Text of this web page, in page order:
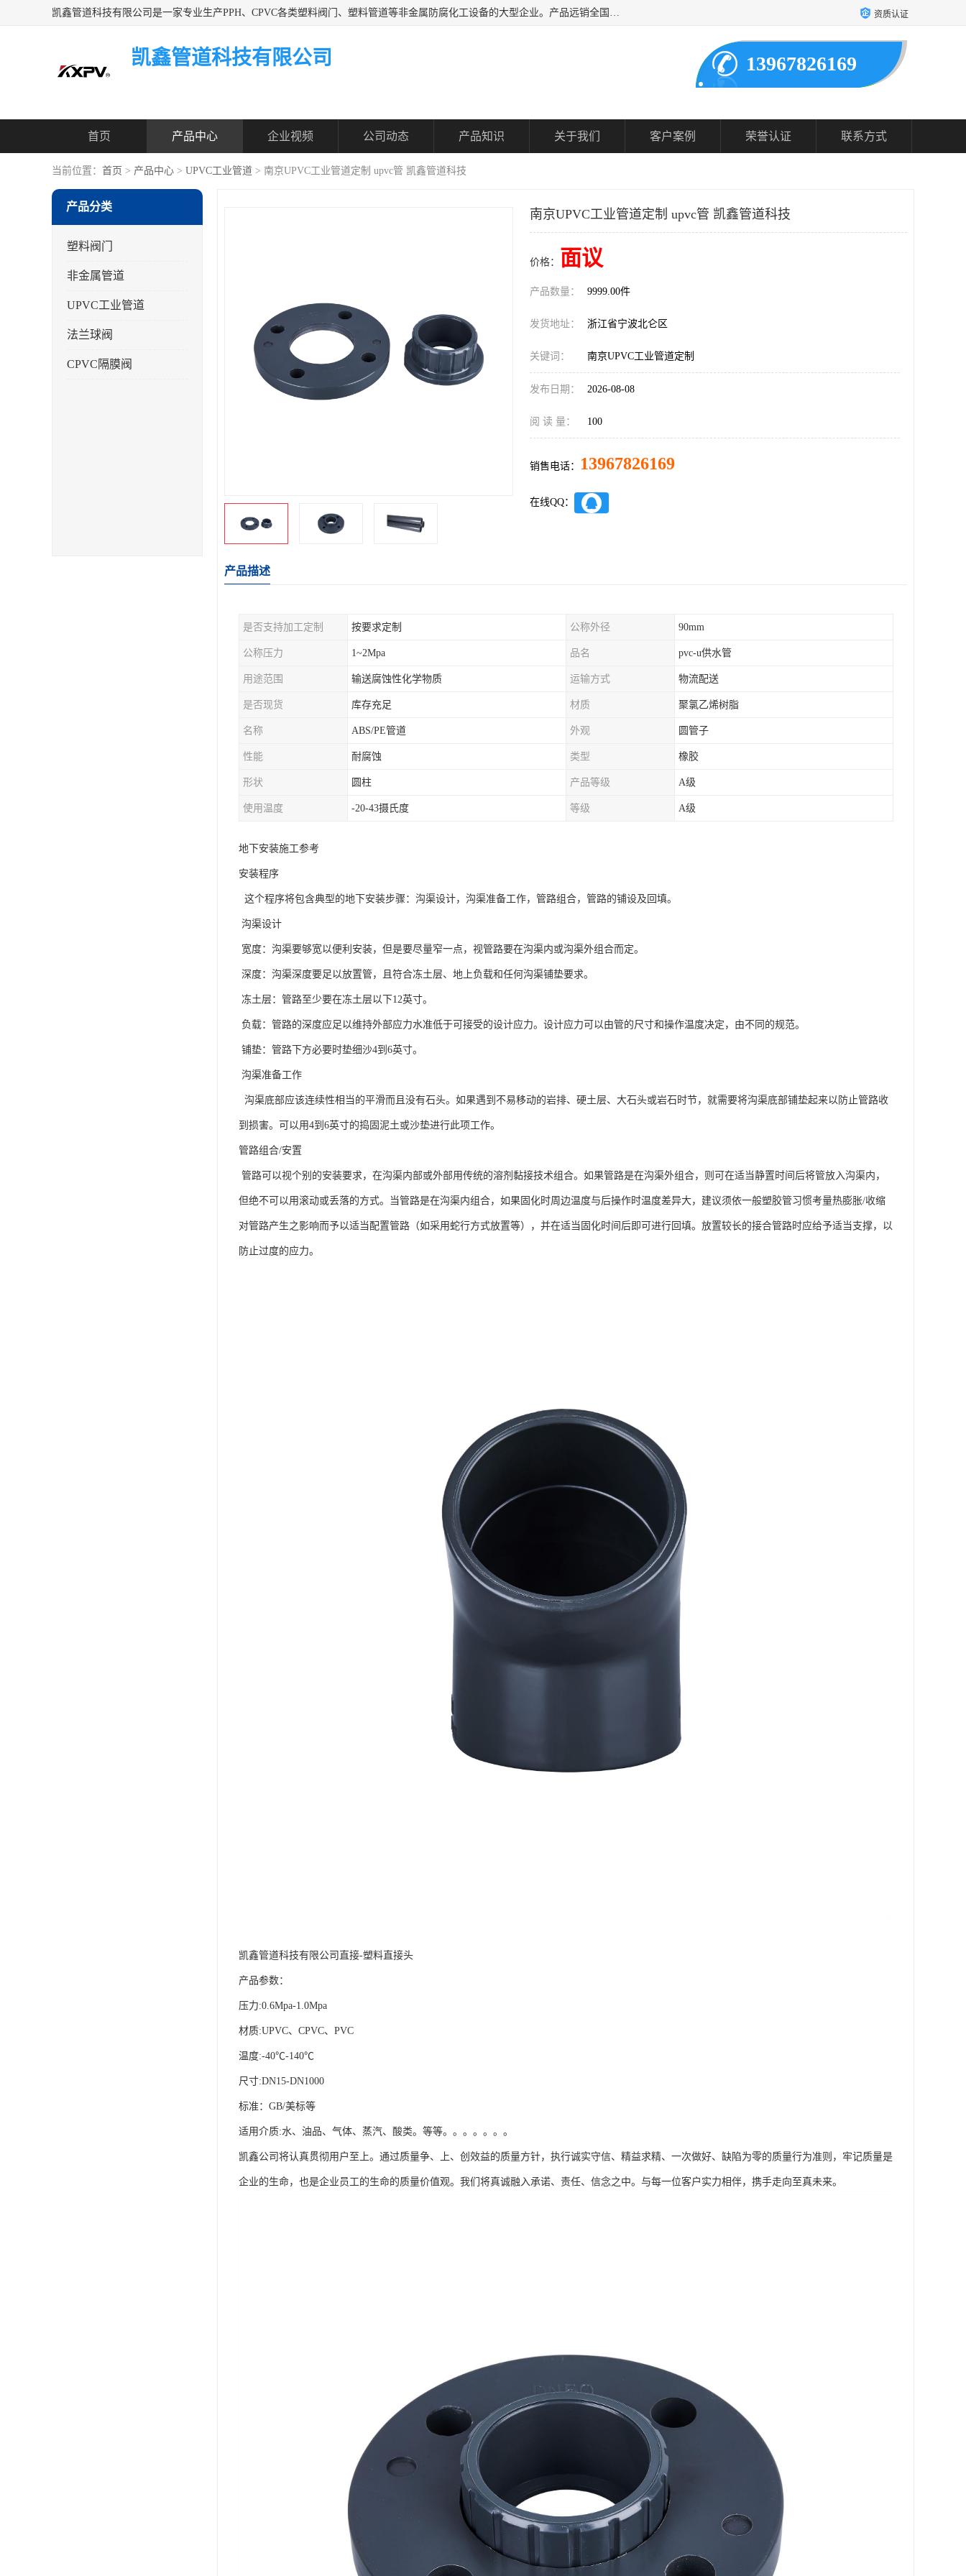
凯鑫管道科技有限公司是一家专业生产PPH、CPVC各类塑料阀门、塑料管道等非金属防腐化工设备的大型企业。产品远销全国三十一个省、市、自治区,广泛应用于化工、石油、氯碱、染料、制药、农药等行业，深受广大用户欢迎，是目前国内生产化工泵、阀门规模较大的生产基地之一。 资质认证
凯鑫管道科技有限公司 13967826169
首页 产品中心 企业视频 公司动态 产品知识 关于我们 客户案例 荣誉认证 联系方式
当前位置： 首页 > 产品中心 > UPVC工业管道 > 南京UPVC工业管道定制 upvc管 凯鑫管道科技
产品分类
塑料阀门
非金属管道
UPVC工业管道
法兰球阀
CPVC隔膜阀
南京UPVC工业管道定制 upvc管 凯鑫管道科技
价格： 面议
产品数量： 9999.00件
发货地址： 浙江省宁波北仑区
关键词： 南京UPVC工业管道定制
发布日期： 2026-08-08
阅 读 量： 100
销售电话： 13967826169
在线QQ：
产品描述
是否支持加工定制 按要求定制 公称外径 90mm
公称压力 1~2Mpa 品名 pvc-u供水管
用途范围 输送腐蚀性化学物质 运输方式 物流配送
是否现货 库存充足 材质 聚氯乙烯树脂
名称 ABS/PE管道 外观 圆管子
性能 耐腐蚀 类型 橡胶
形状 圆柱 产品等级 A级
使用温度 -20-43摄氏度 等级 A级
地下安装施工参考
安装程序
这个程序将包含典型的地下安装步骤：沟渠设计，沟渠准备工作，管路组合，管路的铺设及回填。
沟渠设计
宽度：沟渠要够宽以便利安装，但是要尽量窄一点，视管路要在沟渠内或沟渠外组合而定。
深度：沟渠深度要足以放置管，且符合冻土层、地上负载和任何沟渠铺垫要求。
冻土层：管路至少要在冻土层以下12英寸。
负载：管路的深度应足以维持外部应力水准低于可接受的设计应力。设计应力可以由管的尺寸和操作温度决定，由不同的规范。
铺垫：管路下方必要时垫细沙4到6英寸。
沟渠准备工作
沟渠底部应该连续性相当的平滑而且没有石头。如果遇到不易移动的岩排、硬土层、大石头或岩石时节，就需要将沟渠底部铺垫起来以防止管路收
到损害。可以用4到6英寸的捣固泥土或沙垫进行此项工作。
管路组合/安置
管路可以视个别的安装要求，在沟渠内部或外部用传统的溶剂黏接技术组合。如果管路是在沟渠外组合，则可在适当静置时间后将管放入沟渠内，
但绝不可以用滚动或丢落的方式。当管路是在沟渠内组合，如果固化时周边温度与后操作时温度差异大，建议须依一般塑胶管习惯考量热膨胀/收缩
对管路产生之影响而予以适当配置管路（如采用蛇行方式放置等），并在适当固化时间后即可进行回填。放置较长的接合管路时应给予适当支撑，以
防止过度的应力。
凯鑫管道科技有限公司直接-塑料直接头
产品参数：
压力:0.6Mpa-1.0Mpa
材质:UPVC、CPVC、PVC
温度:-40℃-140℃
尺寸:DN15-DN1000
标准：GB/美标等
适用介质:水、油品、气体、蒸汽、酸类。等等。。。。。。。
凯鑫公司将认真贯彻用户至上。通过质量争、上、创效益的质量方针，执行诚实守信、精益求精、一次做好、缺陷为零的质量行为准则，牢记质量是
企业的生命，也是企业员工的生命的质量价值观。我们将真诚融入承诺、责任、信念之中。与每一位客户实力相伴，携手走向至真未来。